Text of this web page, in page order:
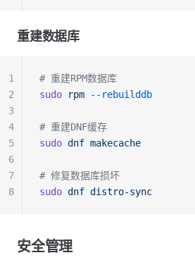
重建数据库
# 重建RPM数据库
sudo rpm --rebuilddb
# 重建DNF缓存
sudo dnf makecache
# 修复数据库损坏
sudo dnf distro-sync
1
2
3
4
5
6
7
8
安全管理